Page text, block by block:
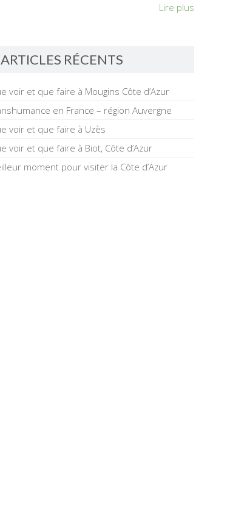
Lire plus
ARTICLES RÉCENTS
voir et que faire à Mougins Côte d’Azur
en France – région Auvergne
voir et que faire à Uzès
voir et que faire à Biot, Côte d’Azur
moment pour visiter la Côte d’Azur